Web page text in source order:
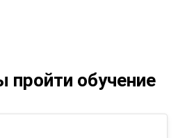
пройти обучение